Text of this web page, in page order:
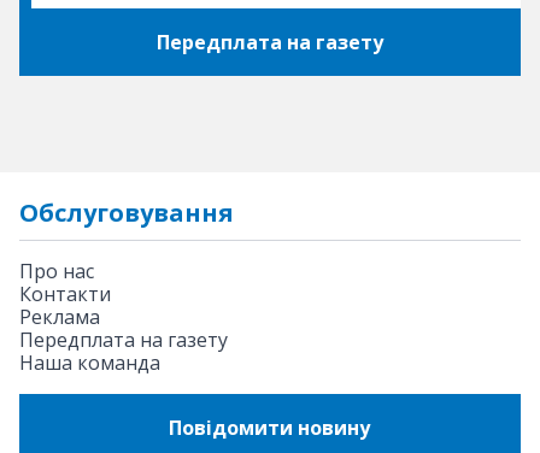
Передплата на газету
Обслуговування
Про нас
Контакти
Реклама
Передплата на газету
Наша команда
Повідомити новину